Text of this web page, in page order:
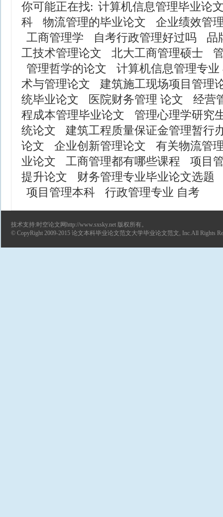
你可能正在找: 计算机信息管理毕业论
科
物流管理的毕业论文
企业绩效管
工商管理学
自考行政管理好过吗
品
工技术管理论文
北大工商管理硕士
管理哲学的论文
计算机信息管理专业
术与管理论文
建筑施工现场项目管理
统毕业论文
医院财务管理 论文
经营
程成本管理毕业论文
管理心理学研究
统论文
建筑工程质量保证金管理暂行
论文
企业创新管理论文
有关物流管
业论文
工商管理都有哪些课程
项目
提升论文
财务管理专业毕业论文选题
项目管理本科
行政管理专业 自考
技术支持:时空论文网http://www.sxsky.net 版权所有。
© CopyRight 2009-2015 论文本科毕业论文范文大学毕业论文范文, Inc.All Rights